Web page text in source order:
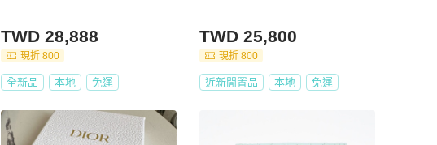
TWD 28,888
現折 800
全新品 本地 免運
TWD 25,800
現折 800
近新閒置品 本地 免運